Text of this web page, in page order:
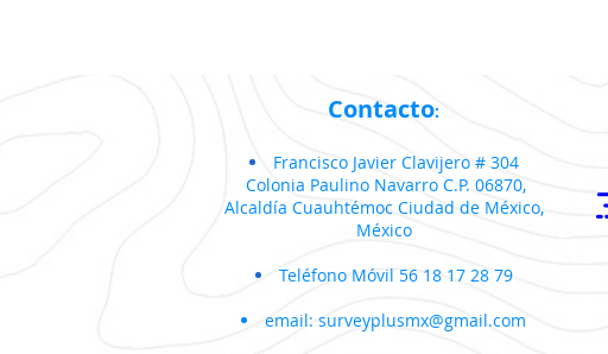
Contacto:
Francisco Javier Clavijero # 304
Colonia Paulino Navarro C.P. 06870,
Alcaldía CuauhtémocCiudad de México,
México
Teléfono Móvil 56 18 17 28 79
email: surveyplusmx@gmail.com